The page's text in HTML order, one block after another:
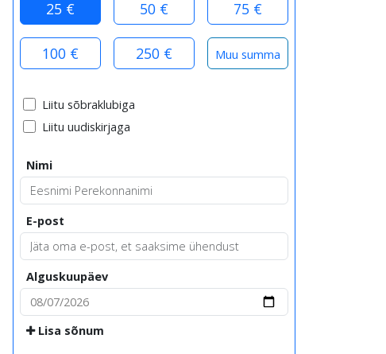
25 € 50 € 75 €
100 € 250 €
Liitu sõbraklubiga
Liitu uudiskirjaga
Nimi
E-post
Alguskuupäev
Lisa sõnum